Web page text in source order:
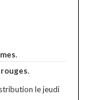
.
.
le jeudi